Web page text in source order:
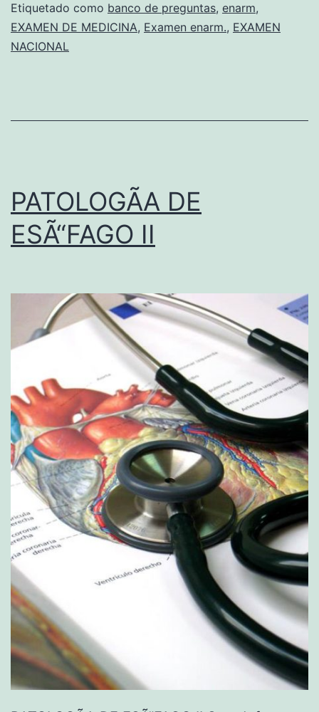
O
G
S
T
O
D
E
G
A
D
O
I
Etiquetado como banco de preguntas, enarm,
EXAMEN DE MEDICINA, Examen enarm., EXAMEN
NACIONAL
PATOLOGÃA DE
ESÃ“FAGO II